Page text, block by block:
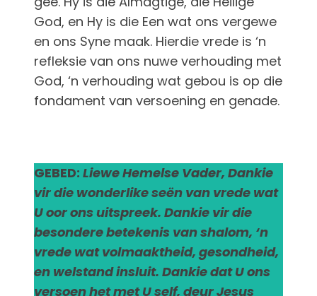
God, en Hy is die Een wat ons vergewe
en ons Syne maak. Hierdie vrede is ‘n
refleksie van ons nuwe verhouding met
God, ‘n verhouding wat gebou is op die
fondament van versoening en genade.
GEBED: Liewe Hemelse Vader, Dankie
vir die wonderlike seën van vrede wat
U oor ons uitspreek. Dankie vir die
besondere betekenis van shalom, ‘n
vrede wat volmaaktheid, gesondheid,
en welstand insluit. Dankie dat U ons
versoen het met U self, deur Jesus